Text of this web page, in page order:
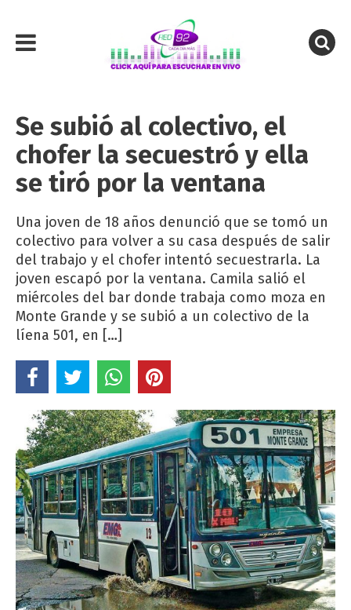
Se subió al colectivo, el
chofer la secuestró y ella
se tiró por la ventana
Una joven de 18 años denunció que se tomó un
colectivo para volver a su casa después de salir
del trabajo y el chofer intentó secuestrarla. La
joven escapó por la ventana. Camila salió el
miércoles del bar donde trabaja como moza en
Monte Grande y se subió a un colectivo de la
líena 501, en […]